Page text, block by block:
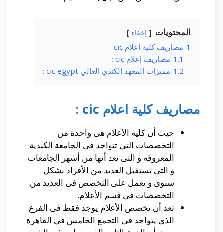
المحتويات إخفاء
1 مصاريف كلية اعلام cic :
1.1 مصاريف إعلام cic :
1.2 مميزات المعهد الكندي العالي cic egypt :
مصاريف كلية اعلام cic :
حيث أن كلية الأعلام هى واحدة من
التخصصات التى تتواجد فى الجامعة الكندية
المعروفة و التى تعد أنها من أشهر الجامعات
و التى تستقبل العديد من الأفراد بشكل
سنوى و تعمل على التخصص فى العديد من
التخصصات فى قسم الأعلام.
تعد أن تخصص الأعلام يوجد فقط فى الفرع
الذى يتواجد فى التجمع الخامس فى القاهرة